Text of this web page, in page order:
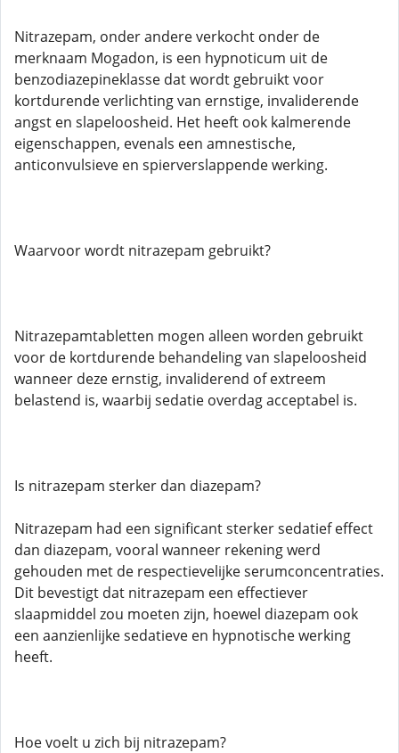
Nitrazepam, onder andere verkocht onder de
merknaam Mogadon, is een hypnoticum uit de
benzodiazepineklasse dat wordt gebruikt voor
kortdurende verlichting van ernstige, invaliderende
angst en slapeloosheid. Het heeft ook kalmerende
eigenschappen, evenals een amnestische,
anticonvulsieve en spierverslappende werking.
Waarvoor wordt nitrazepam gebruikt?
Nitrazepamtabletten mogen alleen worden gebruikt
voor de kortdurende behandeling van slapeloosheid
wanneer deze ernstig, invaliderend of extreem
belastend is, waarbij sedatie overdag acceptabel is.
Is nitrazepam sterker dan diazepam?
Nitrazepam had een significant sterker sedatief effect
dan diazepam, vooral wanneer rekening werd
gehouden met de respectievelijke serumconcentraties.
Dit bevestigt dat nitrazepam een ​​effectiever
slaapmiddel zou moeten zijn, hoewel diazepam ook
een aanzienlijke sedatieve en hypnotische werking
heeft.
Hoe voelt u zich bij nitrazepam?